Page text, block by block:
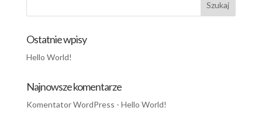
Ostatnie wpisy
Hello World!
Najnowsze komentarze
Komentator WordPress - Hello World!